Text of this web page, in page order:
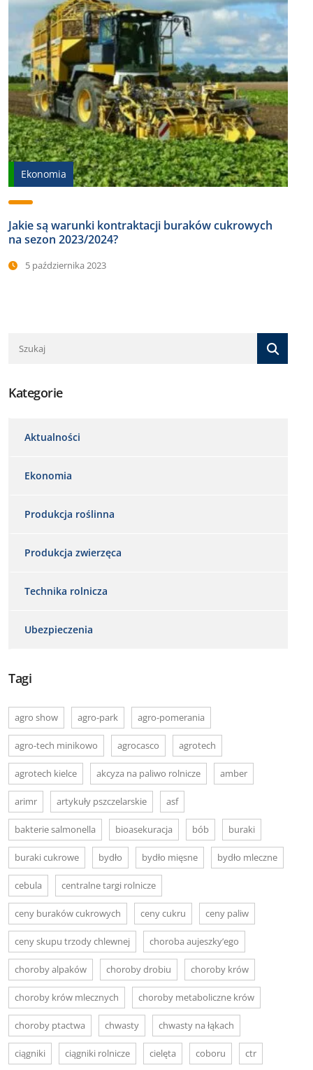
Ekonomia
Jakie są warunki kontraktacji buraków cukrowych
na sezon 2023/2024?
5 października 2023
Kategorie
Aktualności
Ekonomia
Produkcja roślinna
Produkcja zwierzęca
Technika rolnicza
Ubezpieczenia
Tagi
agro show agro-park agro-pomerania
agro-tech minikowo agrocasco agrotech
agrotech kielce akcyza na paliwo rolnicze amber
arimr artykuły pszczelarskie asf
bakterie salmonella bioasekuracja bób buraki
buraki cukrowe bydło bydło mięsne bydło mleczne
cebula centralne targi rolnicze
ceny buraków cukrowych ceny cukru ceny paliw
ceny skupu trzody chlewnej choroba aujeszky’ego
choroby alpaków choroby drobiu choroby krów
choroby krów mlecznych choroby metaboliczne krów
choroby ptactwa chwasty chwasty na łąkach
ciągniki ciągniki rolnicze cielęta coboru ctr